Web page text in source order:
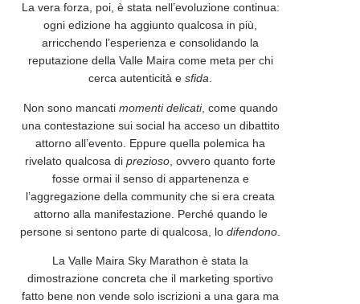
La vera forza, poi, è stata nell’evoluzionecontinua:
ogni edizione ha aggiunto qualcosa in più,
arricchendo l’esperienza e consolidando la
reputazione della Valle Maira come meta per chi
cerca autenticità esfida.
Non sono mancati momenti delicati, come quando
una contestazione sui social ha acceso un dibattito
attorno all’evento. Eppure quella polemica ha
rivelato qualcosa diprezioso , ovvero quanto forte
fosse ormai il senso di appartenenza e
l’aggregazione della community che si era creata
attorno alla manifestazione. Perché quando le
persone si sentono parte di qualcosa, lodifendono
La Valle Maira Sky Marathon è stata la
dimostrazione concreta che il marketing sportivo
fatto bene non vende solo iscrizioni a una gara ma